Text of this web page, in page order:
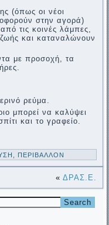
(όπως οι νέοι
στην αγορά)
τις κοινές λάμπες,
και καταναλώνουν
με προσοχή, τα
ρεύμα.
μπορεί να καλύψει
και το γραφείο.
ΠΕΡΙΒΑΛΛΟΝ
« ΔΡΑΣ.Ε.